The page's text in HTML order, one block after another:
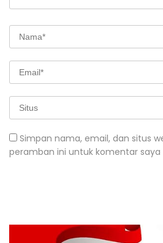
Simpan nama, email, dan situs
peramban ini untuk komentar saya